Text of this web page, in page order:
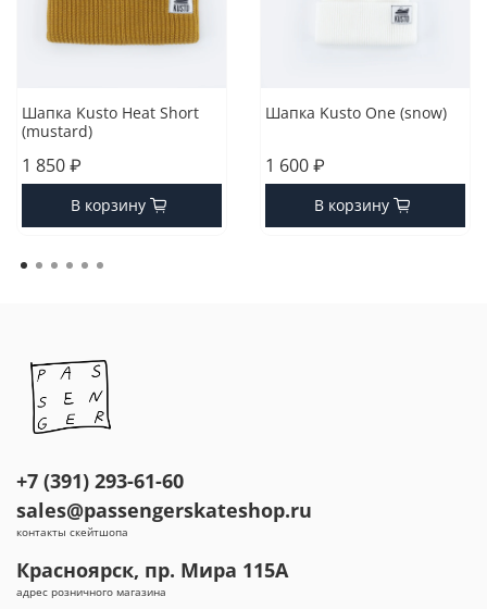
Шапка Kusto Heat Short
(mustard)
1 850 ₽
В корзину
Шапка Kusto One (snow)
1 600 ₽
В корзину
+7 (391) 293-61-60
sales@passengerskateshop.ru
контакты скейтшопа
Красноярск, пр. Мира 115А
адрес розничного магазина